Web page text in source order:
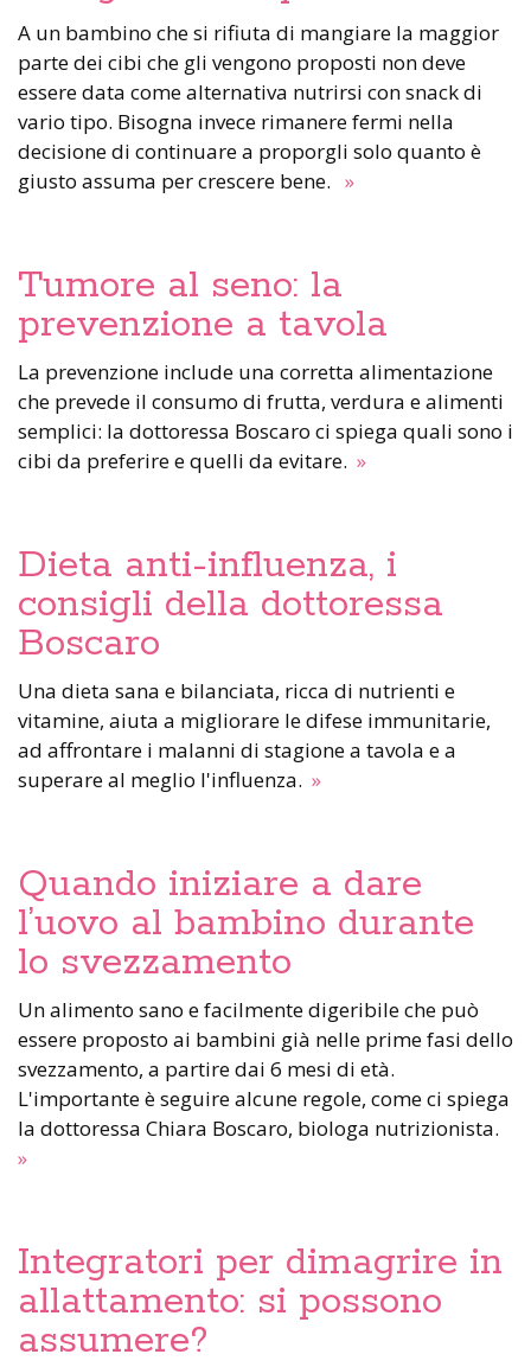
A un bambino che si rifiuta di mangiare la maggior
parte dei cibi che gli vengono proposti non deve
essere data come alternativa nutrirsi con snack di
vario tipo. Bisogna invece rimanere fermi nella
decisione di continuare a proporgli solo quanto è
giusto assuma per crescere bene. »
Tumore al seno: la
prevenzione a tavola
La prevenzione include una corretta alimentazione
che prevede il consumo di frutta, verdura e alimenti
semplici: la dottoressa Boscaro ci spiega quali sono i
cibi da preferire e quelli da evitare. »
Dieta anti-influenza, i
consigli della dottoressa
Boscaro
Una dieta sana e bilanciata, ricca di nutrienti e
vitamine, aiuta a migliorare le difese immunitarie,
ad affrontare i malanni di stagione a tavola e a
superare al meglio l'influenza. »
Quando iniziare a dare
l’uovo al bambino durante
lo svezzamento
Un alimento sano e facilmente digeribile che può
essere proposto ai bambini già nelle prime fasi dello
svezzamento, a partire dai 6 mesi di età.
L'importante è seguire alcune regole, come ci spiega
la dottoressa Chiara Boscaro, biologa nutrizionista.
»
Integratori per dimagrire in
allattamento: si possono
assumere?